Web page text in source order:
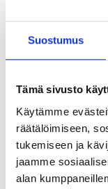
Suostumus
Tämä sivusto
Käytämme
räätälöimiseen,
tukemiseen ja
jaamme
alan
Tietoa